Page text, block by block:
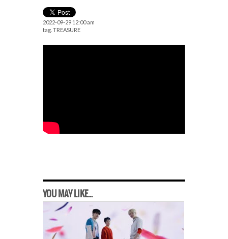
2022-09-29 12:00 am
tag. TREASURE
YOU MAY LIKE...